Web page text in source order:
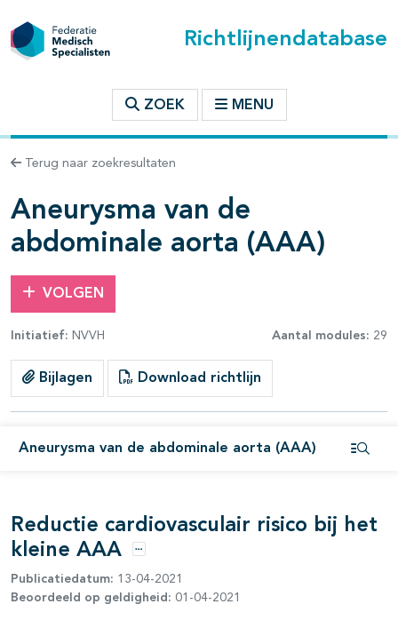
Richtlijnendatabase
ZOEK MENU
Terug naar zoekresultaten
Aneurysma van de
abdominale aorta (AAA)
VOLGEN
Initiatief: NVVH Aantal modules: 29
Bijlagen Download richtlijn
Aneurysma van de abdominale aorta (AAA)
binnen deze richtlijn
open- en dichtklappen
open- en dichtklappen
open- en dichtklappen
open- en dichtklappen
Reductie cardiovasculair risico bij het
kleine AAA
Opties
Publicatiedatum: 13-04-2021
Beoordeeld op geldigheid: 01-04-2021